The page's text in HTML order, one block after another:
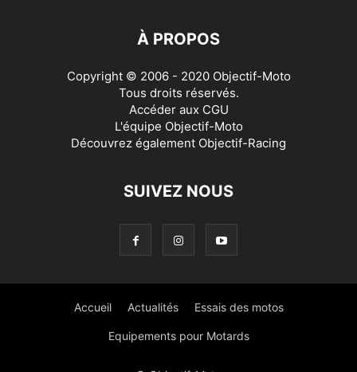
À PROPOS
Copyright © 2006 - 2020 Objectif-Moto
Tous droits réservés.
Accéder aux CGU
L'équipe Objectif-Moto
Découvrez également Objectif-Racing
SUIVEZ NOUS
Accueil Actualités Essais des motos
Equipements pour Motards